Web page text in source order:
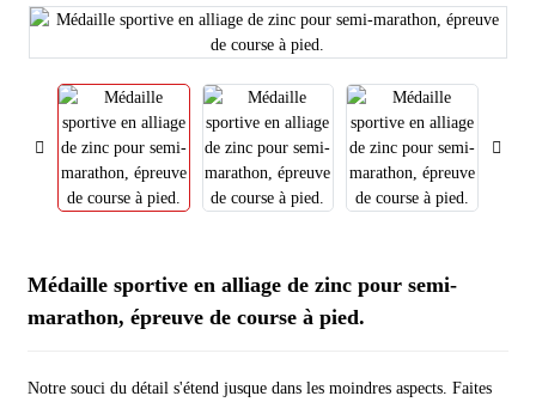
Médaille sportive en alliage de zinc pour semi-
marathon, épreuve de course à pied.
Notre souci du détail s'étend jusque dans les moindres aspects. Faites